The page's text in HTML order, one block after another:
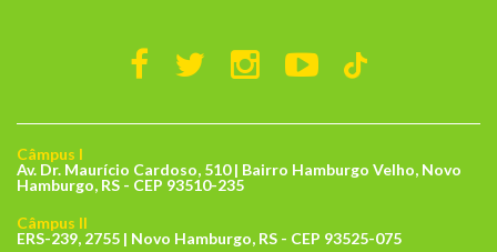
Câmpus I
Av. Dr. Maurício Cardoso, 510 | Bairro Hamburgo Velho, Novo
Hamburgo, RS - CEP 93510-235
Câmpus II
ERS-239, 2755 | Novo Hamburgo, RS - CEP 93525-075